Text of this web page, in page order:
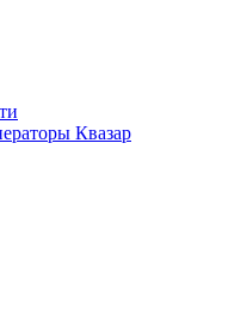
Квазар